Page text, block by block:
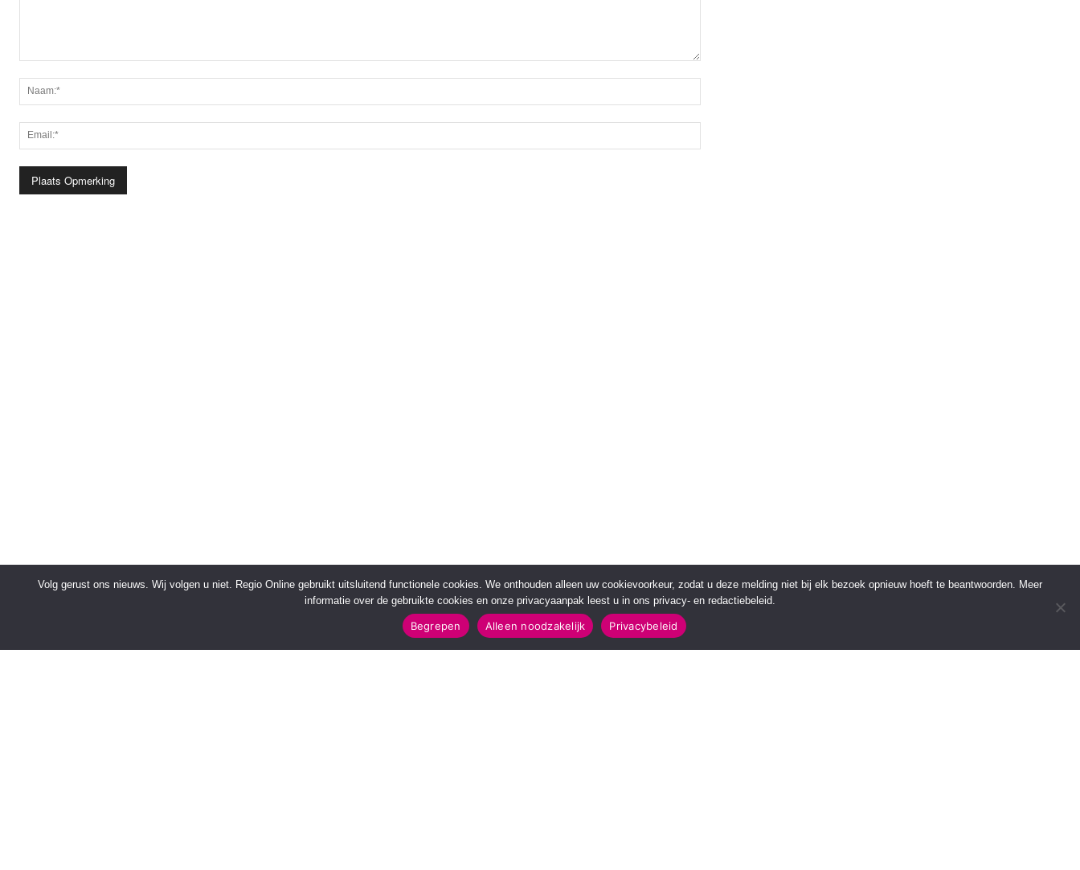
Volg gerust ons nieuws. Wij volgen u niet. Regio Online gebruikt uitsluitend functionele cookies. We onthouden alleen uw cookievoorkeur, zodat u deze melding niet bij elk bezoek opnieuw hoeft te beantwoorden. Meer
informatie over de gebruikte cookies en onze privacyaanpak leest u in ons privacy- en redactiebeleid.
Begrepen Alleen noodzakelijk Privacybeleid